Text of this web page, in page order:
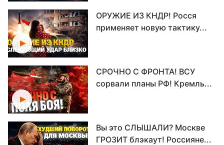
ОРУЖИЕ ИЗ КНДР! Росся
применяет новую тактику...
СРОЧНО С ФРОНТА! ВСУ
сорвали планы РФ! Кремль...
Вы это СЛЫШАЛИ? Москве
ГРОЗИТ блэкаут! Россияне...